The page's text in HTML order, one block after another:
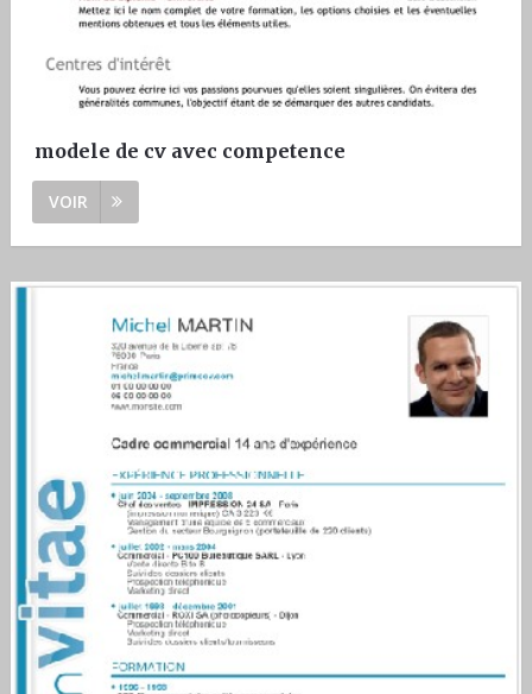
modele de cv avec competence
VOIR